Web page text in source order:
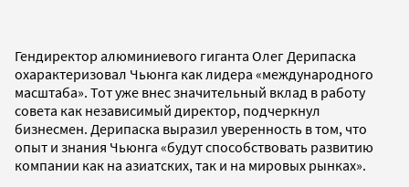
Гендиректор алюминиевого гиганта Олег Дерипаска
охарактеризовал Чьюнга как лидера «международного
масштаба». Тот уже внес значительный вклад в работу
совета как независимый директор, подчеркнул
бизнесмен. Дерипаска выразил уверенность в том, что
опыт и знания Чьюнга «будут способствовать развитию
компании как на азиатских, так и на мировых рынках».